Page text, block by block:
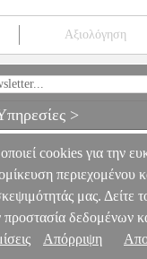
Αξιολόγηση
& SNARE 14'' (
0
>
cookies για την
περιεχομένου
μας. Δείτε
προστασία δεδομένων
Απόρριψη